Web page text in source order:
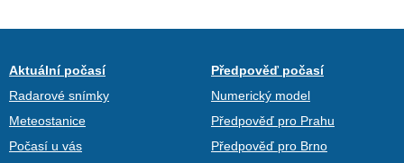
Aktuální počasí
Radarové snímky
Meteostanice
Počasí u vás
Předpověď počasí
Numerický model
Předpověď pro Prahu
Předpověď pro Brno